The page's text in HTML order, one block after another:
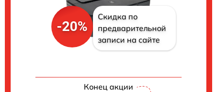
-20%
Скидка по
предварительной
записи на сайте
Конец акции